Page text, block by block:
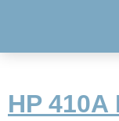
HP